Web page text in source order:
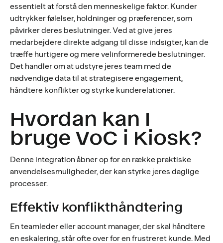
essentielt at forstå den menneskelige faktor. Kunder
udtrykker følelser, holdninger og præferencer, som
påvirker deres beslutninger. Ved at give jeres
medarbejdere direkte adgang til disse indsigter, kan de
træffe hurtigere og mere velinformerede beslutninger.
Det handler om at udstyre jeres team med de
nødvendige data til at strategisere engagement,
håndtere konflikter og styrke kunderelationer.
Hvordan kan I
bruge VoC i Kiosk?
Denne integration åbner op for en række praktiske
anvendelsesmuligheder, der kan styrke jeres daglige
processer.
Effektiv konflikthåndtering
En teamleder eller account manager, der skal håndtere
en eskalering, står ofte over for en frustreret kunde. Med